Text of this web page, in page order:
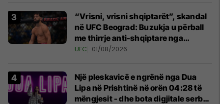
“Vrisni, vrisni shqiptarët”, skandal
në UFC Beograd: Buzukja u përball
me thirrje anti-shqiptare nga
tribunat
UFC 01/08/2026
Një pleskavicë e ngrënë nga Dua
Lipa në Prishtinë në orën 04:28 të
mëngjesit - dhe bota digjitale serbe